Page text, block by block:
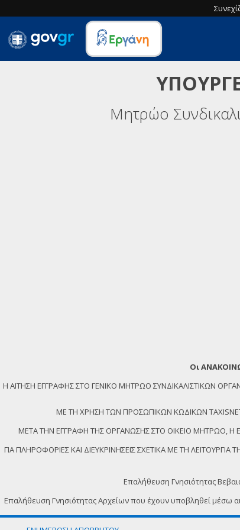
Μητρώο
Οι
Η ΑΙΤΗΣΗ ΕΓΓΡΑΦΗΣ ΣΤΟ ΓΕΝΙΚΟ ΜΗΤΡΩΟ ΣΥΝΔΙΚΑΛΙΣΤΙΚΩΝ
ΜΕ ΤΗ ΧΡΗΣΗ ΤΩΝ ΠΡΟΣΩΠΙΚΩΝ ΚΩΔΙΚΩΝ
ΜΕΤΑ ΤΗΝ ΕΓΓΡΑΦΗ ΤΗΣ ΟΡΓΑΝΩΣΗΣ ΣΤΟ ΟΙΚΕΙΟ ΜΗΤΡΩΟ, Η
ΓΙΑ ΠΛΗΡΟΦΟΡΙΕΣ ΚΑΙ ΔΙΕΥΚΡΙΝΗΣΕΙΣ ΣΧΕΤΙΚΑ ΜΕ ΤΗ
Επαλήθευση Γνησιότητας
Επαλήθευση Γνησιότητας Αρχείων που έχουν υποβληθεί μέσω